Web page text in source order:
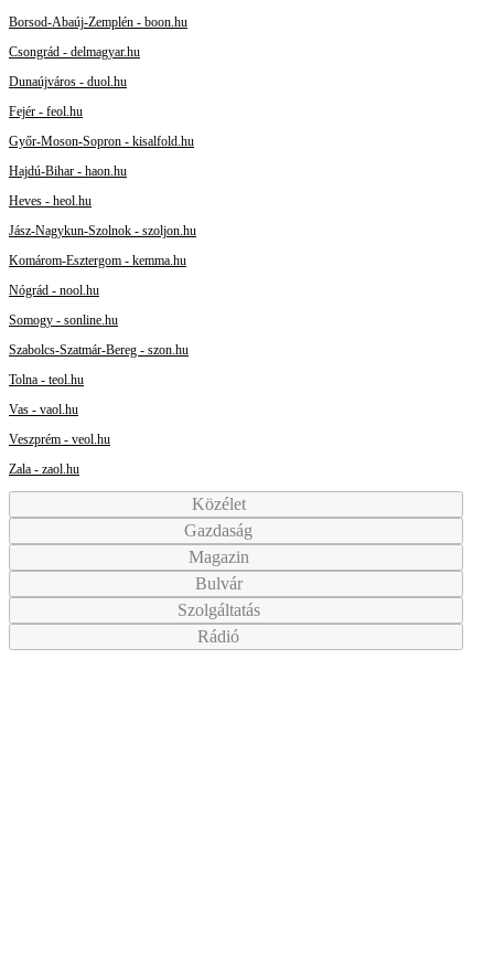
Borsod-Abaúj-Zemplén - boon.hu
Csongrád - delmagyar.hu
Dunaújváros - duol.hu
Fejér - feol.hu
Győr-Moson-Sopron - kisalfold.hu
Hajdú-Bihar - haon.hu
Heves - heol.hu
Jász-Nagykun-Szolnok - szoljon.hu
Komárom-Esztergom - kemma.hu
Nógrád - nool.hu
Somogy - sonline.hu
Szabolcs-Szatmár-Bereg - szon.hu
Tolna - teol.hu
Vas - vaol.hu
Veszprém - veol.hu
Zala - zaol.hu
Közélet
Gazdaság
Magazin
Bulvár
Szolgáltatás
Rádió